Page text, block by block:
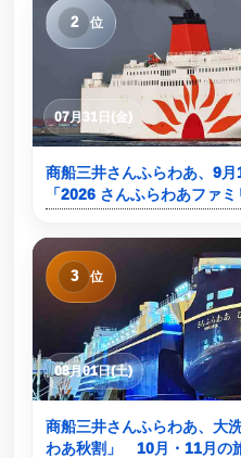
2 位
07月31日(金)
商船三井さんふらわあ、9
「2026 さんふらわあファ
3 位
08月01日(土)
商船三井さんふらわあ、大
わあ秋割」 10月・11月の